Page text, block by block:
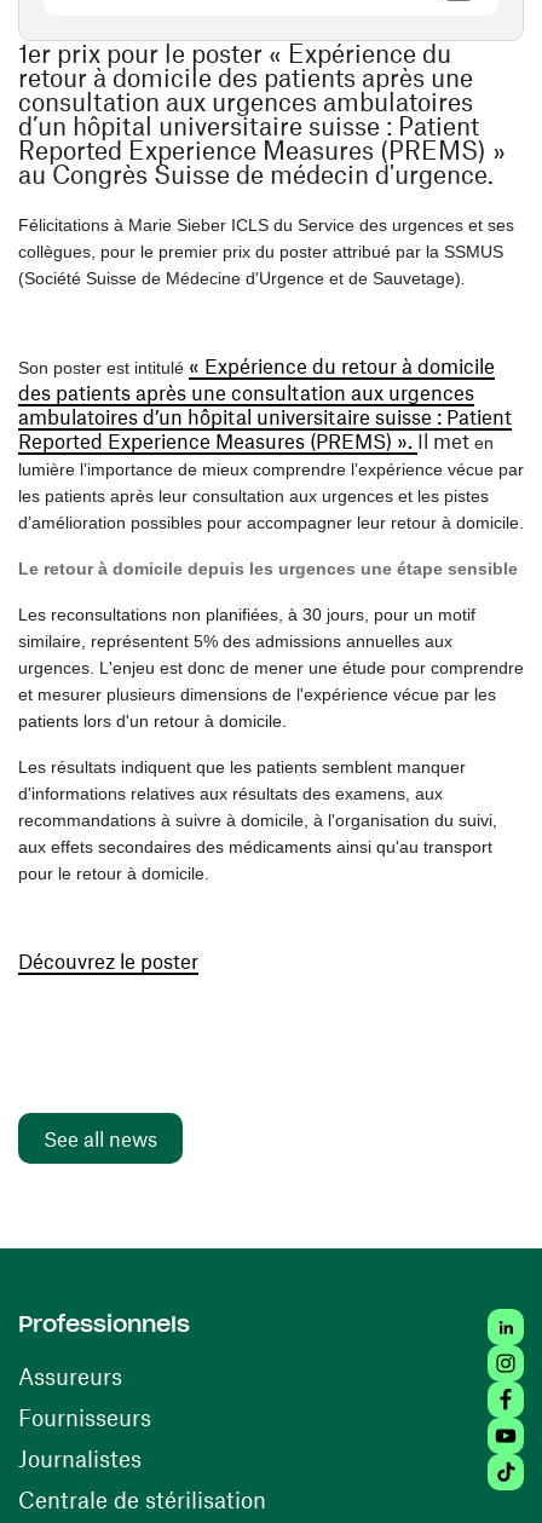
1er prix pour le poster « Expérience du
retour à domicile des patients après une
consultation aux urgences ambulatoires
d’un hôpital universitaire suisse : Patient
Reported Experience Measures (PREMS) »
au Congrès Suisse de médecin d'urgence.
Félicitations à Marie Sieber ICLS du Service des urgences et ses
collègues, pour le premier prix du poster attribué par la SSMUS
(Société Suisse de Médecine d'Urgence et de Sauvetage).
Son poster est intitulé « Expérience du retour à domicile
des patients après une consultation aux urgences
ambulatoires d’un hôpital universitaire suisse : Patient
Reported Experience Measures (PREMS) ». Il met en
lumière l’importance de mieux comprendre l’expérience vécue par
les patients après leur consultation aux urgences et les pistes
d’amélioration possibles pour accompagner leur retour à domicile.
Le retour à domicile depuis les urgences une étape sensible
Les reconsultations non planifiées, à 30 jours, pour un motif
similaire, représentent 5% des admissions annuelles aux
urgences. L'enjeu est donc de mener une étude pour comprendre
et mesurer plusieurs dimensions de l'expérience vécue par les
patients lors d'un retour à domicile.
Les résultats indiquent que les patients semblent manquer
d'informations relatives aux résultats des examens, aux
recommandations à suivre à domicile, à l'organisation du suivi,
aux effets secondaires des médicaments ainsi qu'au transport
pour le retour à domicile.
Découvrez le poster
See all news
Professionnels
Assureurs
Fournisseurs(opens in a new window)
Journalistes
Centrale de stérilisation (opens in a new window)